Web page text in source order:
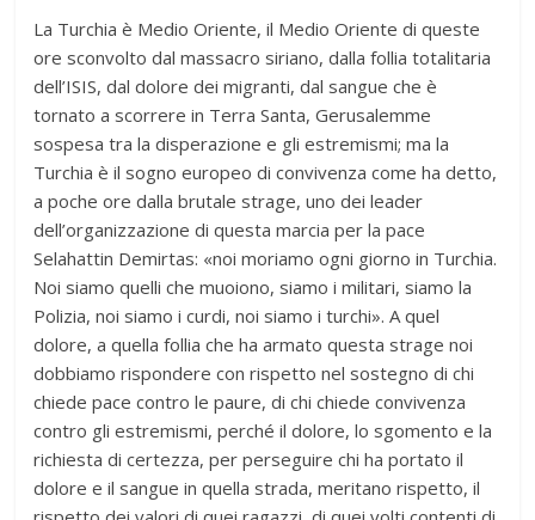
La Turchia è Medio Oriente, il Medio Oriente di queste
ore sconvolto dal massacro siriano, dalla follia totalitaria
dell’ISIS, dal dolore dei migranti, dal sangue che è
tornato a scorrere in Terra Santa, Gerusalemme
sospesa tra la disperazione e gli estremismi; ma la
Turchia è il sogno europeo di convivenza come ha detto,
a poche ore dalla brutale strage, uno dei leader
dell’organizzazione di questa marcia per la pace
Selahattin Demirtas: «noi moriamo ogni giorno in Turchia.
Noi siamo quelli che muoiono, siamo i militari, siamo la
Polizia, noi siamo i curdi, noi siamo i turchi». A quel
dolore, a quella follia che ha armato questa strage noi
dobbiamo rispondere con rispetto nel sostegno di chi
chiede pace contro le paure, di chi chiede convivenza
contro gli estremismi, perché il dolore, lo sgomento e la
richiesta di certezza, per perseguire chi ha portato il
dolore e il sangue in quella strada, meritano rispetto, il